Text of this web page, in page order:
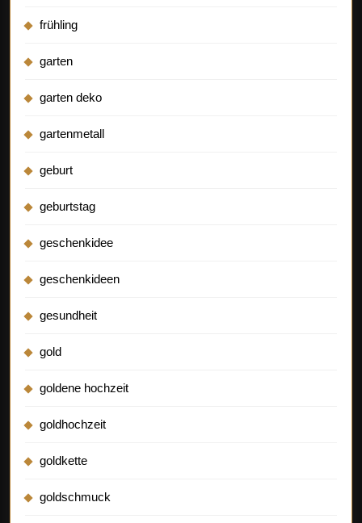
frühling
garten
garten deko
gartenmetall
geburt
geburtstag
geschenkidee
geschenkideen
gesundheit
gold
goldene hochzeit
goldhochzeit
goldkette
goldschmuck